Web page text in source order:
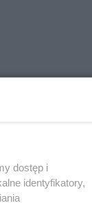
dostęp i
identyfikatory,